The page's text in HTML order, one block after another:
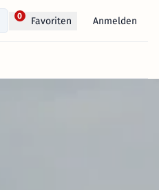
0 Favoriten Anmelden